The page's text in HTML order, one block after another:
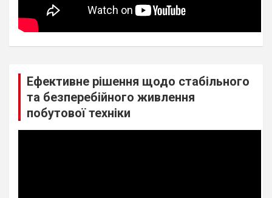
Ефективне рішення щодо стабільного
та безперебійного живлення
побутової техніки